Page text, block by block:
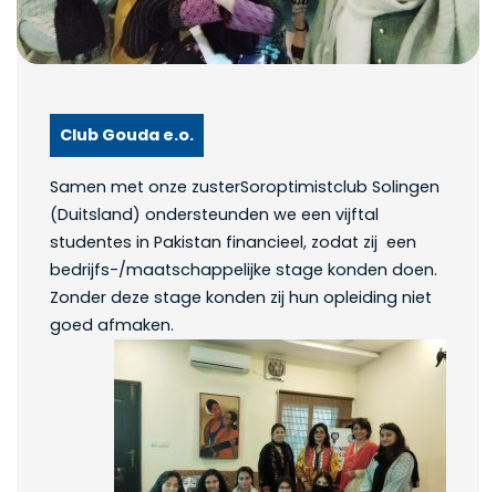
Club Gouda e.o.
Samen met onze zusterSoroptimistclub Solingen
(Duitsland) ondersteunden we een vijftal
studentes in Pakistan financieel, zodat zij een
bedrijfs-/maatschappelijke stage konden doen.
Zonder deze stage konden zij hun opleiding niet
goed afmaken.